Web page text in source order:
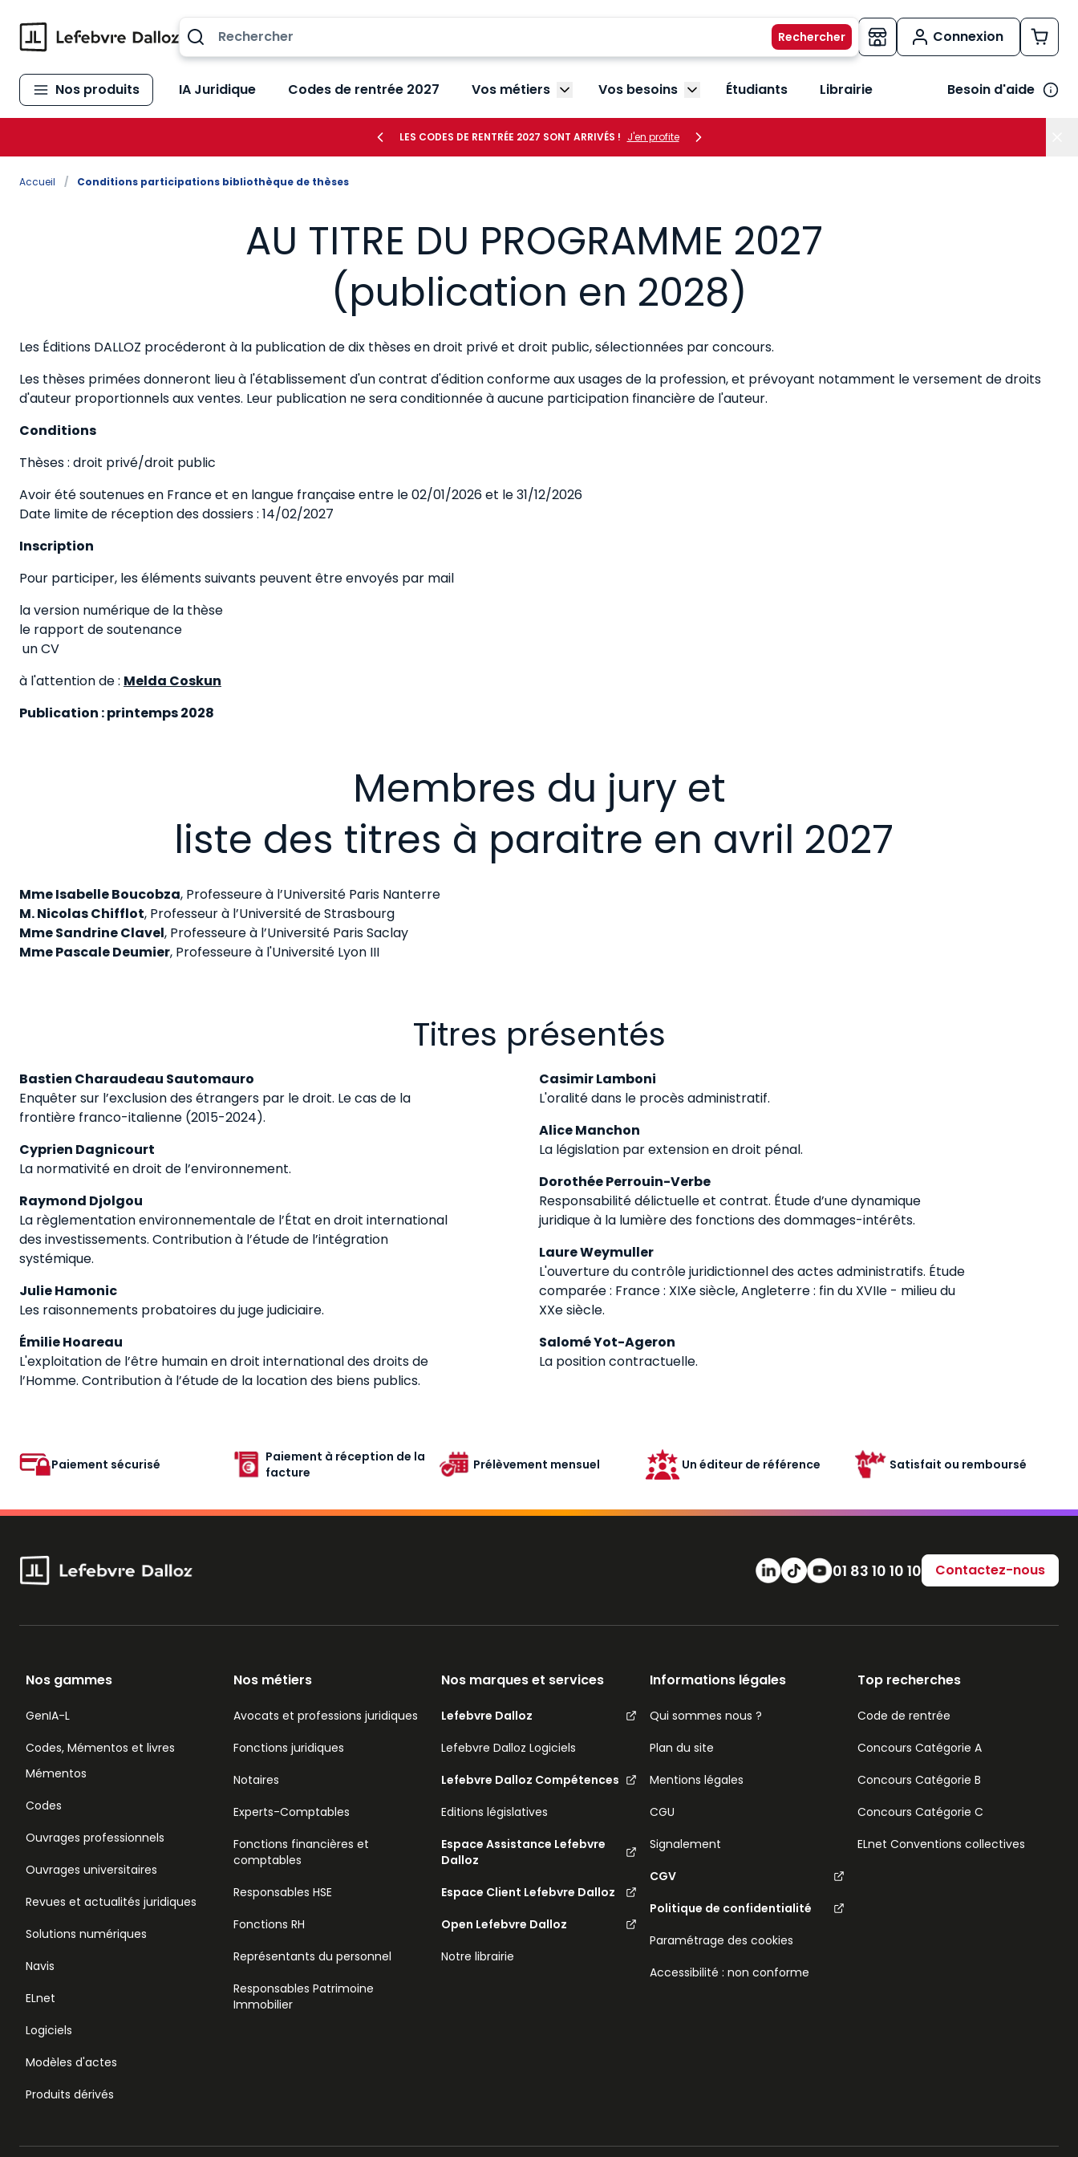
Connexion
Nos produits IA Juridique Codes de rentrée 2027 Vos métiers Afficher le sous-menu Vos métiers
Vos besoins Afficher le sous-menu Vos besoins
Étudiants Librairie Besoin d'aide
LES CODES DE RENTRÉE 2027 SONT ARRIVÉS ! J'en profite
Accueil / Conditions participations bibliothèque de thèses
AU TITRE DU PROGRAMME 2027
(publication en 2028)
Les Éditions DALLOZ procéderont à la publication de dix thèses en droit privé et droit public, sélectionnées par concours.
Les thèses primées donneront lieu à l'établissement d'un contrat d'édition conforme aux usages de la profession, et prévoyant notamment le versement de droits
d'auteur proportionnels aux ventes. Leur publication ne sera conditionnée à aucune participation financière de l'auteur.
Conditions
Thèses : droit privé/droit public
Avoir été soutenues en France et en langue française entre le 02/01/2026 et le 31/12/2026
Date limite de réception des dossiers : 14/02/2027
Inscription
Pour participer, les éléments suivants peuvent être envoyés par mail
la version numérique de la thèse
le rapport de soutenance
un CV
à l'attention de : Melda Coskun
Publication : printemps 2028
Membres du jury et
liste des titres à paraitre en avril 2027
Mme Isabelle Boucobza, Professeure à l’Université Paris Nanterre
M. Nicolas Chifflot, Professeur à l’Université de Strasbourg
Mme Sandrine Clavel, Professeure à l’Université Paris Saclay
Mme Pascale Deumier, Professeure à l'Université Lyon III
Titres présentés
Bastien Charaudeau Sautomauro
Enquêter sur l’exclusion des étrangers par le droit. Le cas de la
frontière franco-italienne (2015-2024).
Cyprien Dagnicourt
La normativité en droit de l’environnement.
Raymond Djolgou
La règlementation environnementale de l’État en droit international
des investissements. Contribution à l’étude de l’intégration
systémique.
Julie Hamonic
Les raisonnements probatoires du juge judiciaire.
Émilie Hoareau
L'exploitation de l’être humain en droit international des droits de
l’Homme. Contribution à l’étude de la location des biens publics.
Casimir Lamboni
L'oralité dans le procès administratif.
Alice Manchon
La législation par extension en droit pénal.
Dorothée Perrouin-Verbe
Responsabilité délictuelle et contrat. Étude d’une dynamique
juridique à la lumière des fonctions des dommages-intérêts.
Laure Weymuller
L'ouverture du contrôle juridictionnel des actes administratifs. Étude
comparée : France : XIXe siècle, Angleterre : fin du XVIIe - milieu du
XXe siècle.
Salomé Yot-Ageron
La position contractuelle.
Paiement sécurisé
Paiement à réception de la
facture
Prélèvement mensuel Un éditeur de référence Satisfait ou remboursé
Numéro de téléphone
01 83 10 10 10 Contactez-nous
Nos gammes
GenIA-L
Codes, Mémentos et livres
Mémentos
Codes
Ouvrages professionnels
Ouvrages universitaires
Revues et actualités juridiques
Solutions numériques
Navis
ELnet
Logiciels
Modèles d'actes
Produits dérivés
Nos métiers
Avocats et professions juridiques
Fonctions juridiques
Notaires
Experts-Comptables
Fonctions financières et
comptables
Responsables HSE
Fonctions RH
Représentants du personnel
Responsables Patrimoine
Immobilier
Nos marques et services
Lefebvre Dalloz
Lefebvre Dalloz Logiciels
Lefebvre Dalloz Compétences
Editions législatives
Espace Assistance Lefebvre
Dalloz
Espace Client Lefebvre Dalloz
Open Lefebvre Dalloz
Notre librairie
Informations légales
Qui sommes nous ?
Plan du site
Mentions légales
CGU
Signalement
CGV
Politique de confidentialité
Paramétrage des cookies
Accessibilité : non conforme
Top recherches
Code de rentrée
Concours Catégorie A
Concours Catégorie B
Concours Catégorie C
ELnet Conventions collectives